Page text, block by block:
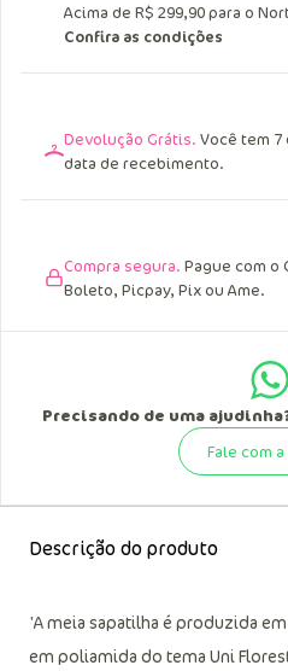
Acima de R$ 299,90 para o
Confira as condições
Devolução Grátis. Você tem 7
data de recebimento.
Compra segura. Pague com o
Boleto, Picpay, Pix ou Ame.
Precisando de uma
Fale com
Descrição do produto
'A meia sapatilha é produzida
em poliamida do tema Uni